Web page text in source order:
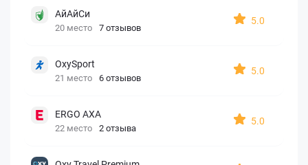
АйАйСи
20 место 7 отзывов
5.0
OxySport
21 место 6 отзывов
5.0
ERGO AXA
22 место 2 отзыва
5.0